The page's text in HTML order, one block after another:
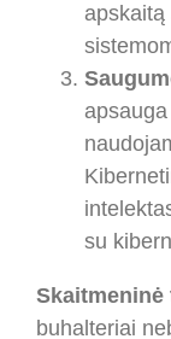
apskaitą
su
buhalteriai